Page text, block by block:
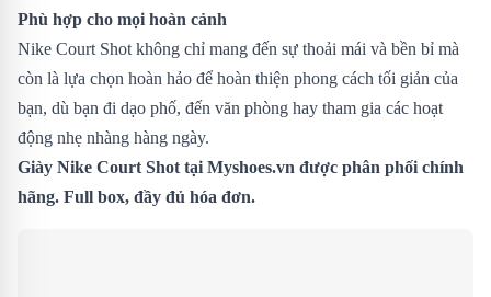
Phù hợp cho mọi hoàn cảnh
Nike Court Shot không chỉ mang đến sự thoải mái và bền bỉ mà
còn là lựa chọn hoàn hảo để hoàn thiện phong cách tối giản của
bạn, dù bạn đi dạo phố, đến văn phòng hay tham gia các hoạt
động nhẹ nhàng hàng ngày.
Giày Nike Court Shot tại Myshoes.vn được phân phối chính
hãng. Full box, đầy đủ hóa đơn.